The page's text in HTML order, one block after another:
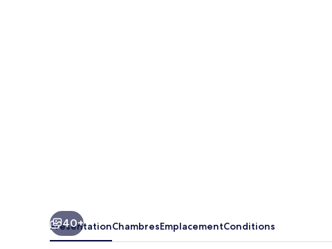
40+
PrésentationChambresEmplacementConditions